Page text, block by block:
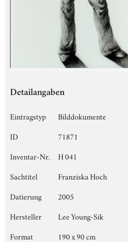
Detailangaben
Eintragstyp
Bilddokumente
ID
71871
Inventar-Nr.
H 041
Sachtitel
Franziska Hoch
Datierung
2005
Hersteller
Lee Young-Sik
Format
190 x 90 cm